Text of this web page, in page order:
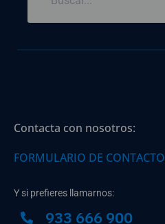
Contacta con nosotros:
FORMULARIO DE CONTACTO
Y si prefieres llamarnos:
933 666 900